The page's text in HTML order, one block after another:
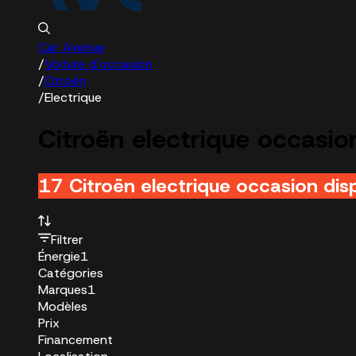
Car Avenue
/Voiture d'occasion
/Citroën
/Electrique
17 Citroën electrique occasion
Filtrer
Énergie1
Catégories
Marques1
Modèles
Prix
Financement